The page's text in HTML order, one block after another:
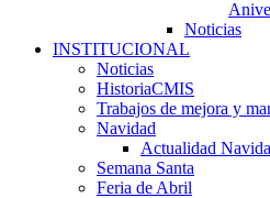
Noticias
INSTITUCIONAL
Noticias
HistoriaCMIS
Trabajos de mejora y
Navidad
Actualidad
Semana Santa
Feria de Abril